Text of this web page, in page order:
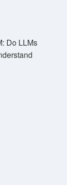
Do LLMs